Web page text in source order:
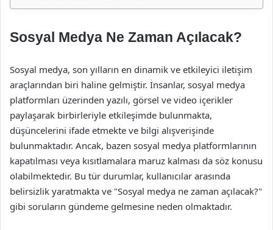
Sosyal Medya Ne Zaman Açılacak?
Sosyal medya, son yılların en dinamik ve etkileyici iletişim
araçlarından biri haline gelmiştir. İnsanlar, sosyal medya
platformları üzerinden yazılı, görsel ve video içerikler
paylaşarak birbirleriyle etkileşimde bulunmakta,
düşüncelerini ifade etmekte ve bilgi alışverişinde
bulunmaktadır. Ancak, bazen sosyal medya platformlarının
kapatılması veya kısıtlamalara maruz kalması da söz konusu
olabilmektedir. Bu tür durumlar, kullanıcılar arasında
belirsizlik yaratmakta ve "Sosyal medya ne zaman açılacak?"
gibi soruların gündeme gelmesine neden olmaktadır.